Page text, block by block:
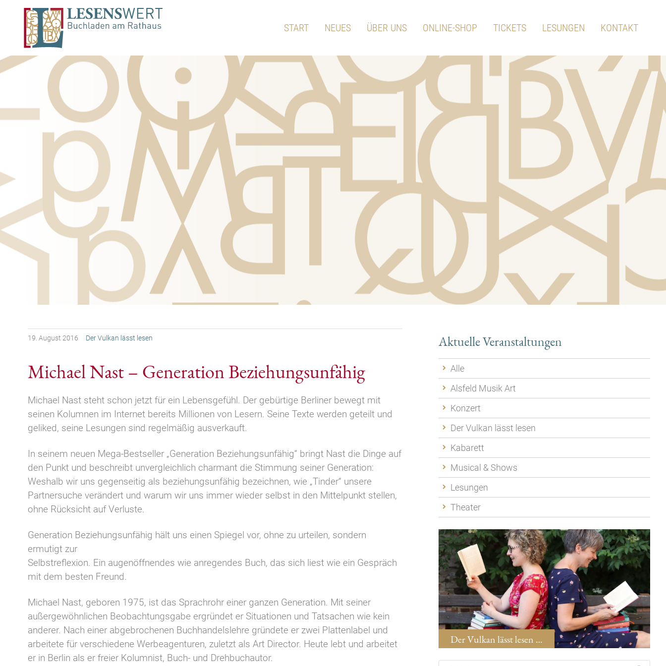
START NEUES ÜBER UNS ONLINE-SHOP TICKETS LESUNGEN KONTAKT
19. August 2016 Der Vulkan lässt lesen
Michael Nast – Generation Beziehungsunfähig
Michael Nast steht schon jetzt für ein Lebensgefühl. Der gebürtige Berliner bewegt mit
seinen Kolumnen im Internet bereits Millionen von Lesern. Seine Texte werden geteilt und
geliked, seine Lesungen sind regelmäßig ausverkauft.
In seinem neuen Mega-Bestseller „Generation Beziehungsunfähig“ bringt Nast die Dinge auf
den Punkt und beschreibt unvergleichlich charmant die Stimmung seiner Generation:
Weshalb wir uns gegenseitig als beziehungsunfähig bezeichnen, wie „Tinder“ unsere
Partnersuche verändert und warum wir uns immer wieder selbst in den Mittelpunkt stellen,
ohne Rücksicht auf Verluste.
Generation Beziehungsunfähig hält uns einen Spiegel vor, ohne zu urteilen, sondern
ermutigt zur
Selbstreflexion. Ein augenöffnendes wie anregendes Buch, das sich liest wie ein Gespräch
mit dem besten Freund.
Michael Nast, geboren 1975, ist das Sprachrohr einer ganzen Generation. Mit seiner
außergewöhnlichen Beobachtungsgabe ergründet er Situationen und Tatsachen wie kein
anderer. Nach einer abgebrochenen Buchhandelslehre gründete er zwei Plattenlabel und
arbeitete für verschiedene Werbeagenturen, zuletzt als Art Director. Heute lebt und arbeitet
er in Berlin als er freier Kolumnist, Buch- und Drehbuchautor.
Aktuelle Veranstaltungen
Alle
Alsfeld Musik Art
Konzert
Der Vulkan lässt lesen
Kabarett
Musical & Shows
Lesungen
Theater
Der Vulkan lässt lesen …